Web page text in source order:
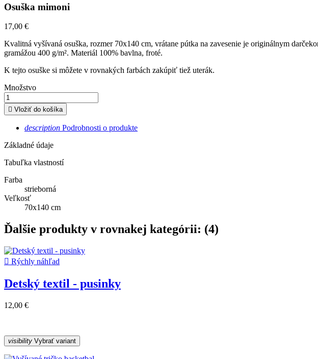
Osuška mimoni
17,00 €
Kvalitná vyšívaná osuška, rozmer 70x140 cm, vrátane pútka na zavesenie je originálnym
gramážou 400 g/m². Materiál 100% bavlna, froté.
K tejto osuške si môžete v rovnakých farbách zakúpiť tiež uterák.
Množstvo
 Vložiť do košíka
description Podrobnosti o produkte
Základné údaje
Tabuľka vlastností
Farba
strieborná
Veľkosť
70x140 cm
Ďalšie produkty v rovnakej kategórii: (4)
 Rýchly náhľad
Detský textil - pusinky
12,00 €
visibility Vybrať variant